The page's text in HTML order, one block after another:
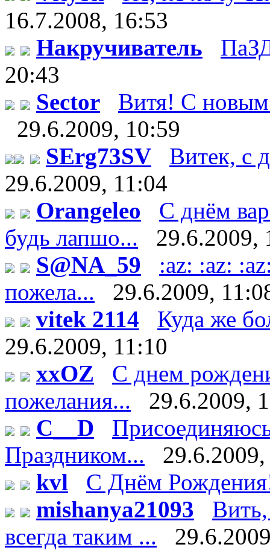
16.7.2008, 16:53
Накручиватель
20:43
Sector
Витя! С новым
29.6.2009, 10:59
SErg73SV
Витек, с
29.6.2009, 11:04
Orangeleo
С днём
будь лапшо...
29.6.2009,
S@NA_59
:az: :az:
пожела...
29.6.2009,
vitek 2114
Куда же
29.6.2009, 11:10
xxOZ
С днем
пожелания...
29.6.2009,
C__D
Праздником...
kvl
С Днём
mishanya21093
всегда таким ...